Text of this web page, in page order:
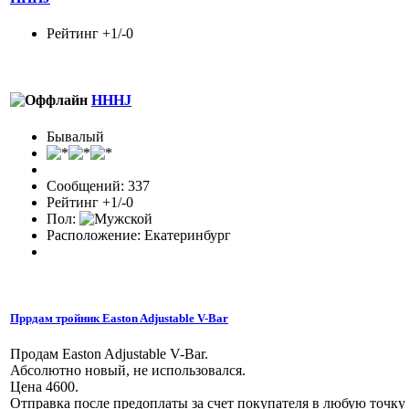
Рейтинг +1/-0
HHHJ
Бывалый
Сообщений: 337
Рейтинг +1/-0
Пол:
Расположение: Екатеринбург
Пррдам тройник Easton Adjustable V-Bar
Продам Easton Adjustable V-Bar.
Абсолютно новый, не использовался.
Цена 4600.
Отправка после предоплаты за счет покупателя в любую